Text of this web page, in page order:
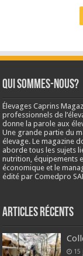
Qui sommes-nous?
Élevages Caprins
professionnels de
donne la parole aux
Une grande partie du
élevage. Le magazine
aborde tous les sujets
nutrition, équipements
économique et le
édité par Comedpro
Articles récents
15